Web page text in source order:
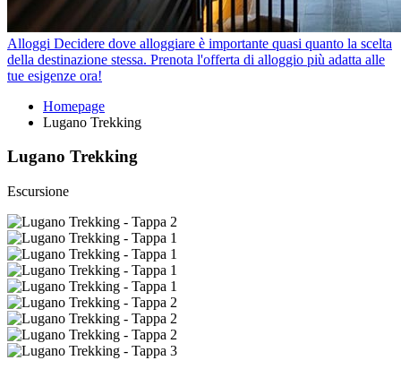
Alloggi Decidere dove alloggiare è importante quasi quanto la scelta
della destinazione stessa. Prenota l'offerta di alloggio più adatta alle
tue esigenze ora!
Homepage
Lugano Trekking
Lugano Trekking
Escursione